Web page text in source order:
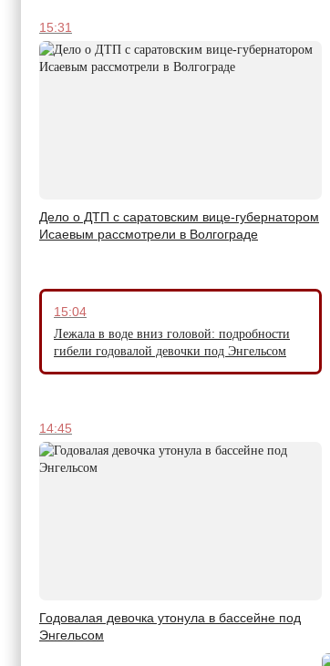
15:31
Дело о ДТП с саратовским вице-губернатором
Исаевым рассмотрели в Волгограде
15:04
Лежала в воде вниз головой: подробности
гибели годовалой девочки под Энгельсом
14:45
Годовалая девочка утонула в бассейне под
Энгельсом